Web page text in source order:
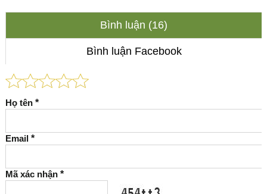
Bình luận (16)
Bình luận Facebook
Họ tên *
Email *
Mã xác nhận *